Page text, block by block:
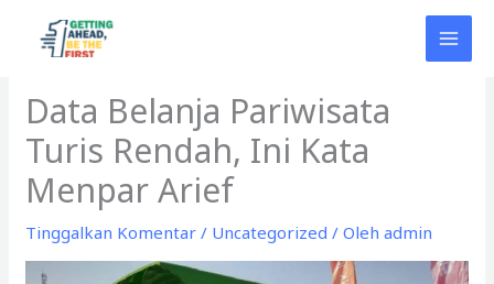
Data Belanja Pariwisata
Turis Rendah, Ini Kata
Menpar Arief
Tinggalkan Komentar / Uncategorized / Olehadmin